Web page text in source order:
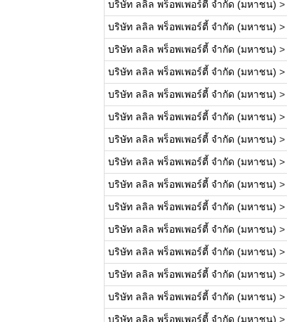
บริษัท ลลิล พร็อพเพอร์ตี้ จำกัด (มหาชน) >
บริษัท ลลิล พร็อพเพอร์ตี้ จำกัด (มหาชน) >
บริษัท ลลิล พร็อพเพอร์ตี้ จำกัด (มหาชน) >
บริษัท ลลิล พร็อพเพอร์ตี้ จำกัด (มหาชน) >
บริษัท ลลิล พร็อพเพอร์ตี้ จำกัด (มหาชน) >
บริษัท ลลิล พร็อพเพอร์ตี้ จำกัด (มหาชน) >
บริษัท ลลิล พร็อพเพอร์ตี้ จำกัด (มหาชน) >
บริษัท ลลิล พร็อพเพอร์ตี้ จำกัด (มหาชน) >
บริษัท ลลิล พร็อพเพอร์ตี้ จำกัด (มหาชน) >
บริษัท ลลิล พร็อพเพอร์ตี้ จำกัด (มหาชน) >
บริษัท ลลิล พร็อพเพอร์ตี้ จำกัด (มหาชน) >
บริษัท ลลิล พร็อพเพอร์ตี้ จำกัด (มหาชน) >
บริษัท ลลิล พร็อพเพอร์ตี้ จำกัด (มหาชน) >
บริษัท ลลิล พร็อพเพอร์ตี้ จำกัด (มหาชน) >
บริษัท ลลิล พร็อพเพอร์ตี้ จำกัด (มหาชน) >